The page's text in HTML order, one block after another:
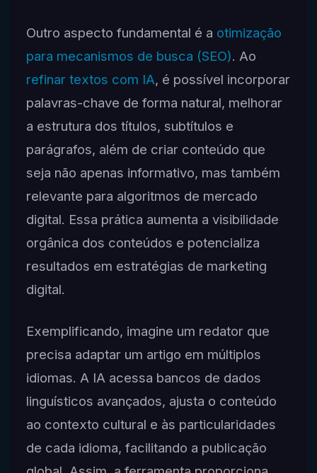
Outro aspecto fundamental é a otimização
para mecanismos de busca (SEO). Ao
refinar textos com IA, é possível incorporar
palavras-chave de forma natural, melhorar
a estrutura dos títulos, subtítulos e
parágrafos, além de criar conteúdo que
seja não apenas informativo, mas também
relevante para algoritmos de mercado
digital. Essa prática aumenta a visibilidade
orgânica dos conteúdos e potencializa
resultados em estratégias de marketing
digital.
Exemplificando, imagine um redator que
precisa adaptar um artigo em múltiplos
idiomas. A IA acessa bancos de dados
linguísticos avançados, ajusta o conteúdo
ao contexto cultural e às particularidades
de cada idioma, facilitando a publicação